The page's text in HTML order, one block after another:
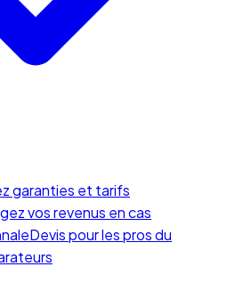
garanties et tarifs
vos revenus en cas
Devis pour les pros du